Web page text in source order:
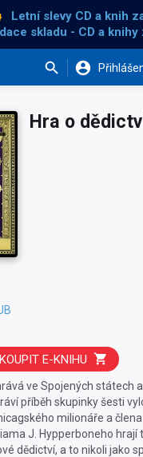
Letní slevy CD a knih
skladu - CD a knihy
Hra o
ve Spojených státech
příběh skupinky šesti
milionáře a
J. Hypperboneho hrají
dědictví, a to nikoli jako
KOUPIT E-KNIHU